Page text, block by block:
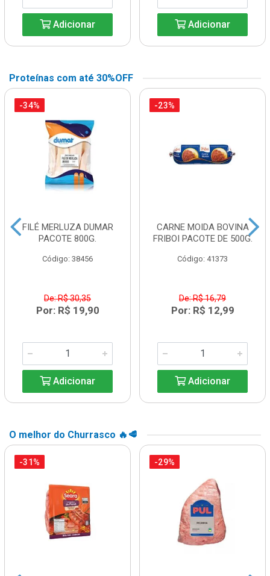
Adicionar Adicionar
Proteínas com até 30%OFF
-34%
FILÉ MERLUZA DUMAR
PACOTE 800G.
Código: 38456
De: R$ 30,35
Por: R$ 19,90
Adicionar
-23%
CARNE MOIDA BOVINA
FRIBOI PACOTE DE 500G.
Código: 41373
De: R$ 16,79
Por: R$ 12,99
Adicionar
O melhor do Churrasco 🔥🥩
-31% -29%